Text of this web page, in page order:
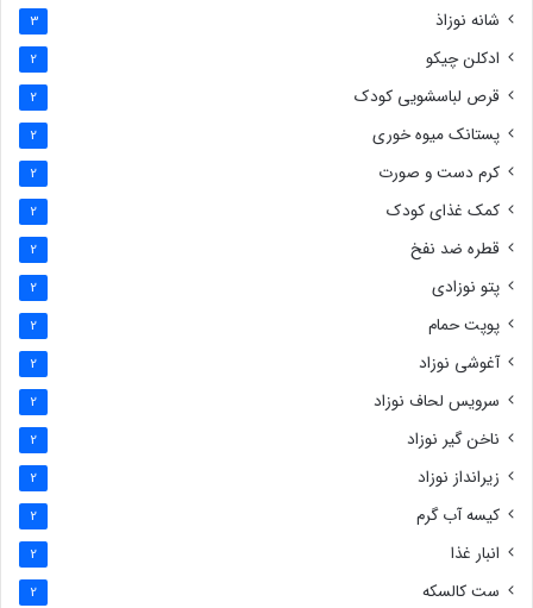
شانه نوزاذ 3
ادکلن چیکو 2
قرص لباسشویی کودک 2
پستانک میوه خوری 2
کرم دست و صورت 2
کمک غذای کودک 2
قطره ضد نفخ 2
پتو نوزادی 2
پوپت حمام 2
آغوشی نوزاد 2
سرویس لحاف نوزاد 2
ناخن گیر نوزاد 2
زیرانداز نوزاد 2
کیسه آب گرم 2
انبار غذا 2
ست کالسکه 2